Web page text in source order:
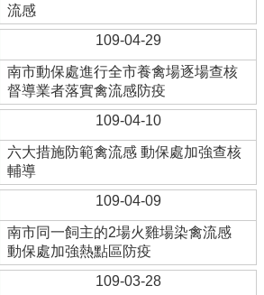
流感
109-04-29
南市動保處進行全市養禽場逐場查核
督導業者落實禽流感防疫
109-04-10
六大措施防範禽流感 動保處加強查核
輔導
109-04-09
南市同一飼主的2場火雞場染禽流感
動保處加強熱點區防疫
109-03-28